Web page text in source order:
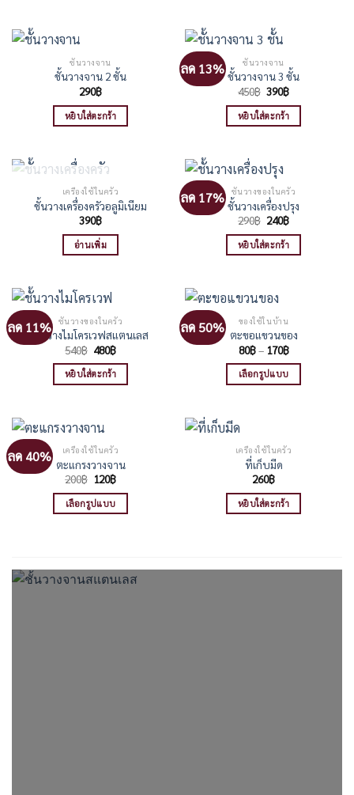
ชั้นวางจาน
ชั้นวางจาน 2 ชั้น
290฿
หยิบใส่ตะกร้า
ลด 13% ชั้นวางจาน
ชั้นวางจาน 3 ชั้น
450฿ Original
price
was:
450฿.
390฿Current
is:
390฿.
หยิบใส่ตะกร้า
สินค้าหมดแล้ว
เครื่องใช้ในครัว
ชั้นวางเครื่องครัวอลูมิเนียม
390฿
อ่านเพิ่ม
ลด 17% ชั้นวางของในครัว
ชั้นวางเครื่องปรุง
290฿ Original
price
was:
290฿.
240฿Current
is:
240฿.
หยิบใส่ตะกร้า
ลด 11% ชั้นวางของในครัว
ชั้นวางไมโครเวฟสแตนเลส
540฿ Original
price
was:
540฿.
480฿Current
is:
480฿.
หยิบใส่ตะกร้า
ลด 50% ของใช้ในบ้าน
ตะขอแขวนของ
80฿– 170฿Price
range:
80฿
through
170฿
เลือกรูปแบบ
variants.
The
options
may
ลด 40% เครื่องใช้ในครัว
ตะแกรงวางจาน
200฿ Original
price
was:
200฿.
120฿Current
is:
เลือกรูปแบบ
multiple
variants.
เครื่องใช้ในครัว
ที่เก็บมีด
260฿
หยิบใส่ตะกร้า